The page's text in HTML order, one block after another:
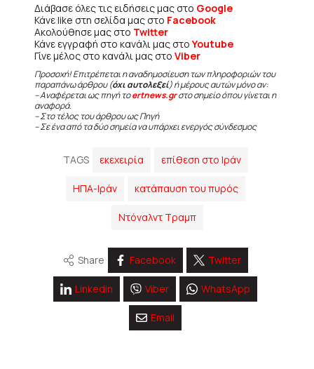
Διάβασε όλες τις ειδήσεις μας στο Google
Κάνε like στη σελίδα μας στο Facebook
Ακολούθησε μας στο Twitter
Κάνε εγγραφή στο κανάλι μας στοYoutube
Γίνε μέλος στο κανάλι μας στο Viber
Προσοχή! Επιτρέπεται η αναδημοσίευση των πληροφοριών του
παραπάνω άρθρου (όχι αυτολεξεί) ή μέρους αυτών μόνο αν:
– Αναφέρεται ως πηγή τοertnews.grστο σημείο όπου γίνεται η
αναφορά.
– Στο τέλος του άρθρου ως Πηγή
– Σε ένα από τα δύο σημεία να υπάρχει ενεργός σύνδεσμος
TAGS εκεχειρία επίθεση στο Ιράν
ΗΠΑ-Ιράν κατάπαυση του πυρός
Ντόναλντ Τραμπ
Share Facebook Twitter
Linkedin Viber WhatsApp
Email